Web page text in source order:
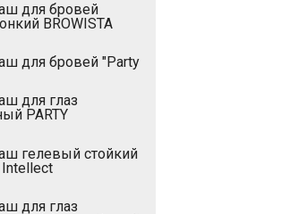
для бровей
BROWISTA
для бровей "Party
для глаз
PARTY
гелевый стойкий
Intellect
для глаз